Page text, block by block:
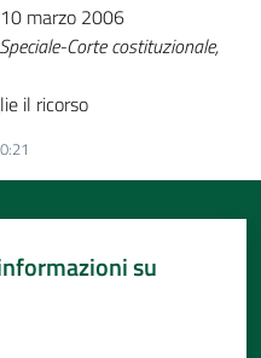
marzo 2006
Corte costituzionale,
il ricorso
su